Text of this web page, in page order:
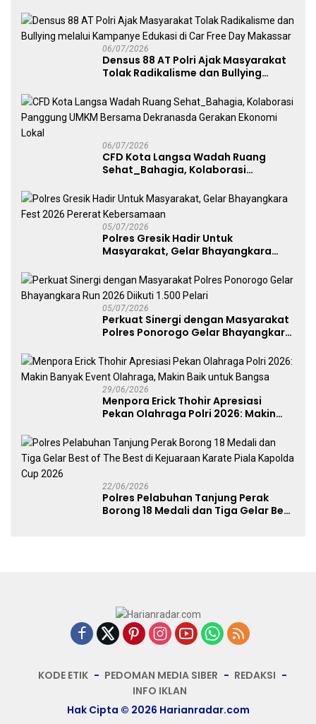
06/07/2026
Densus 88 AT Polri Ajak Masyarakat
Tolak Radikalisme dan Bullying
Free Day Makassar
06/07/2026
CFD Kota Langsa Wadah Ruang
Sehat_Bahagia, Kolaborasi
Dekranasda Gerakan Ekonomi Lokal
05/07/2026
Polres Gresik Hadir Untuk
Masyarakat, Gelar Bhayangkara
05/07/2026
Perkuat Sinergi dengan Masyarakat
Polres Ponorogo Gelar Bhayangkara
29/06/2026
Menpora Erick Thohir Apresiasi
Pekan Olahraga Polri 2026: Makin
untuk Bangsa
22/06/2026
Polres Pelabuhan Tanjung Perak
Borong 18 Medali dan Tiga Gelar Best
KODE ETIK PEDOMAN MEDIA SIBER
REDAKSI
INFO IKLAN
Hak Cipta © 2026 Harianradar.com